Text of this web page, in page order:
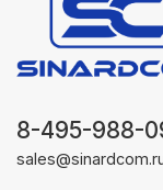
8-495-988-